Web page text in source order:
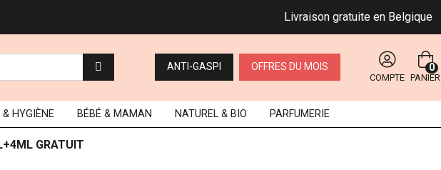
Livraison gratuite en Belgique
ANTI-GASPI OFFRES DU MOIS
COMPTE PANIER
0
& HYGIÈNE BÉBÉ & MAMAN NATUREL & BIO PARFUMERIE
GRATUIT